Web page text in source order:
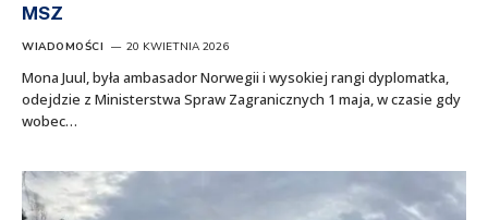
MSZ
WIADOMOŚCI 20 KWIETNIA 2026
Mona Juul, była ambasador Norwegii i wysokiej rangi dyplomatka,
odejdzie z Ministerstwa Spraw Zagranicznych 1 maja, w czasie gdy
wobec…